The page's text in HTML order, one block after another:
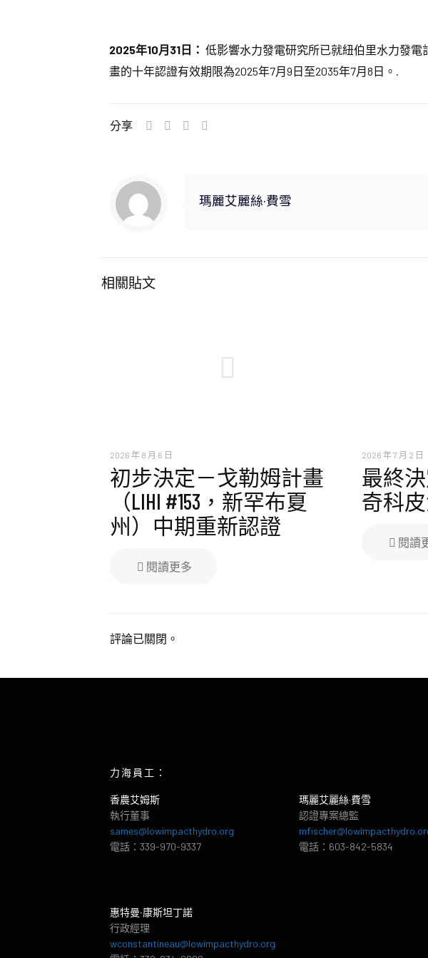
2025年10月31日： 低影響水力發電研究所已就紐伯里水力發電
畫的十年認證有效期限為2025年7月9日至2035年7月8日。.
分享
瑪麗艾麗絲·費雪
相關貼文
2026 年 8 月 6 日
初步決定－戈勒姆計畫
（LIHI #153，新罕布夏
州）中期重新認證
閱讀更多
2026 年 7 月 2 日
最終
奇科
閱讀
評論已關閉。
力海員工：
香農艾姆斯
執行董事
sames@lowimpacthydro.org
電話：339-970-9337
惠特曼‧康斯坦丁諾
行政經理
wconstantineau@lowimpacthydro.org
瑪麗艾麗絲·費雪
認證專案總監
電話：603-842-5834